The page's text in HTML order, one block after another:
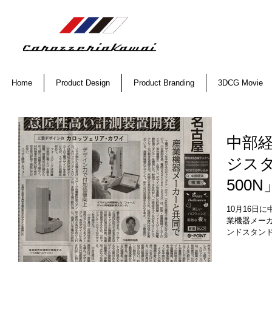
Home Product Design Product Branding 3DCG Movie
中部
ジス
500N
ンの
掲載
10月16日に
業機器メー
ンドスタン